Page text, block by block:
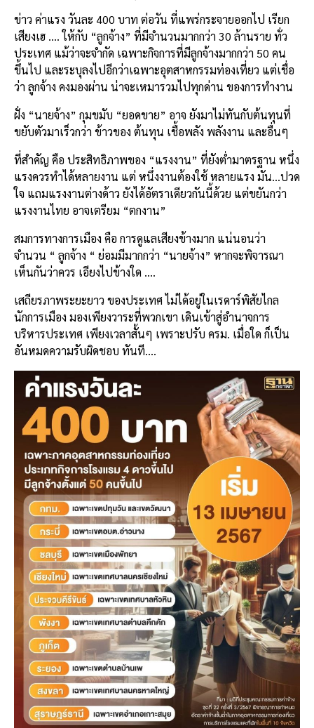
ข่าว ค่าแรง วันละ 400 บาท ต่อวัน ที่แพร่กระจายออกไป เรียก
เสียงเฮ ….ให้กับ “ลูกจ้าง” ที่มีจำนวนมากกว่า 30 ล้านราย ทั่ว
ประเทศ แม้ว่าจะจำกัด เฉพาะกิจการที่มีลูกจ้างมากกว่า 50 คน
ขึ้นไป และระบุลงไปอีกว่าเฉพาะอุตสาหกรรมท่องเที่ยว แต่เชื่อ
ว่า ลูกจ้าง คงมองผ่าน น่าจะเหมารวมไปทุกด่าน ของการทำงาน
ฝั่ง “นายจ้าง” กุมขมับ “ยอดขาย” อาจ ยังมาไม่ทันกับต้นทุนที่
ขยับตัวมาเร็วกว่า ข้าวของ ต้นทุน เชื้อพลัง พลังงาน และอื่นๆ
ที่สำคัญ คือ ประสิทธิภาพของ “แรงงาน” ที่ยังต่ำมาตรฐาน หนึ่ง
แรงควรทำได้หลายงาน แต่ หนึ่งงานต้องใช้ หลายแรง มัน…ปวด
ใจ แถมแรงงานต่างด้าว ยังได้อัตราเดียวกันนี้ด้วย แต่ขยันกว่า
แรงงานไทย อาจเตรียม “ตกงาน”
สมการทางการเมือง คือ การดูแลเสียงข้างมาก แน่นอนว่า
จำนวน “ ลูกจ้าง “ ย่อมมีมากกว่า “นายจ้าง” หากจะพิจารณา
เห็นกันว่าควร เอียงไปข้างใด ….
เสถียรภาพระยะยาว ของประเทศ ไม่ได้อยู่ในเรดาร์พิสัยไกล
นักการเมือง มองเพียงวาระที่พวกเขา เดินเข้าสู่อำนาจการ
บริหารประเทศ เพียงเวลาสั้นๆ เพราะปรับ ครม. เมื่อใด ก็เป็น
อันหมดความรับผิดชอบ ทันที….